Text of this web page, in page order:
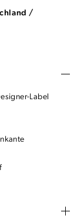
/
Label